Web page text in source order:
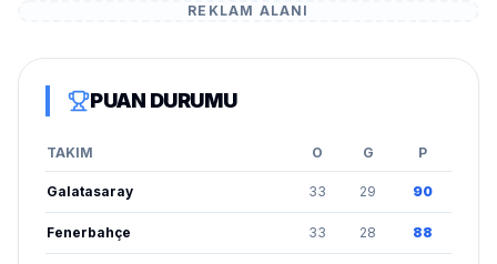
REKLAM ALANI
PUAN DURUMU
TAKIM O G P
Galatasaray 33 29 90
Fenerbahçe 33 28 88